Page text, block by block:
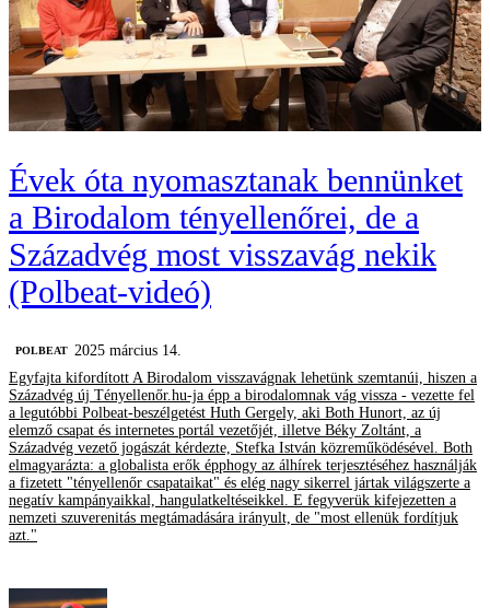
Évek óta nyomasztanak bennünket
a Birodalom tényellenőrei, de a
Századvég most visszavág nekik
(Polbeat-videó)
‎POLBEAT 2025 március 14.
Egyfajta kifordított A Birodalom visszavágnak lehetünk szemtanúi, hiszen a
Századvég új Tényellenőr.hu-ja épp a birodalomnak vág vissza - vezette fel
a legutóbbi Polbeat-beszélgetést Huth Gergely, aki Both Hunort, az új
elemző csapat és internetes portál vezetőjét, illetve Béky Zoltánt, a
Századvég vezető jogászát kérdezte, Stefka István közreműködésével. Both
elmagyarázta: a globalista erők épphogy az álhírek terjesztéséhez használják
a fizetett "tényellenőr csapataikat" és elég nagy sikerrel jártak világszerte a
negatív kampányaikkal, hangulatkeltéseikkel. E fegyverük kifejezetten a
nemzeti szuverenitás megtámadására irányult, de "most ellenük fordítjuk
azt."